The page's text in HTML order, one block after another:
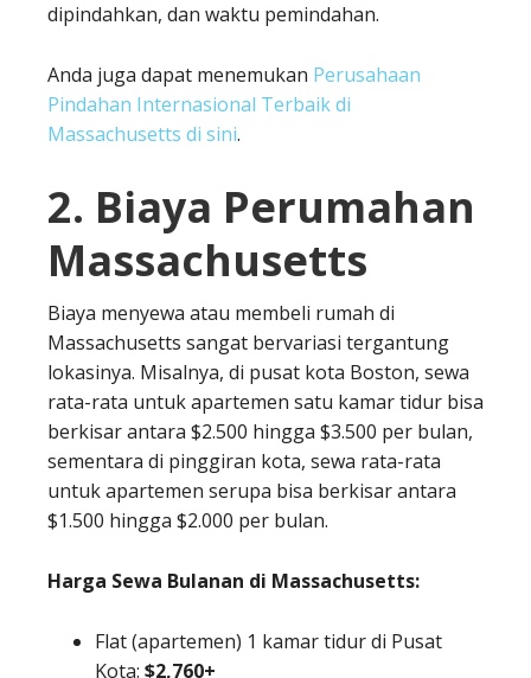
dipindahkan, dan waktu pemindahan.
Anda juga dapat menemukan Perusahaan
Pindahan Internasional Terbaik di
Massachusetts di sini.
2. Biaya Perumahan
Massachusetts
Biaya menyewa atau membeli rumah di
Massachusetts sangat bervariasi tergantung
lokasinya. Misalnya, di pusat kota Boston, sewa
rata-rata untuk apartemen satu kamar tidur bisa
berkisar antara $2.500 hingga $3.500 per bulan,
sementara di pinggiran kota, sewa rata-rata
untuk apartemen serupa bisa berkisar antara
$1.500 hingga $2.000 per bulan.
Harga Sewa Bulanan di Massachusetts:
Flat (apartemen) 1 kamar tidur di Pusat
Kota: $2,760+